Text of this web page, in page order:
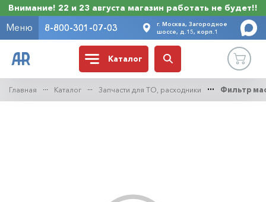
Внимание! 22 и 23 августа магазин работать не будет!!
Меню 8-800-301-07-03
г. Москва, Загородное
шоссе, д.15, корп.1
Каталог
Главная Каталог Запчасти для ТО, расходники Фильтр